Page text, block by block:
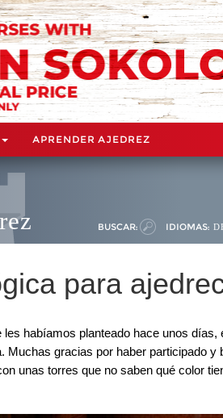
APRENDER AJEDREZ
BUSCAR: IDIOMAS:
para
habíamos planteado hace unos
Muchas gracias por haber participado y
unas torres que no saben qué color